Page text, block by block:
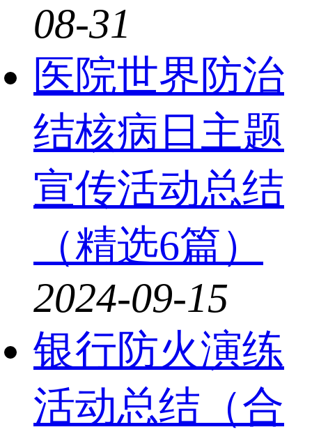
08-31
医院世界防治
结核病日主题
宣传活动总结
（精选6篇）
2024-09-15
银行防火演练
活动总结（合